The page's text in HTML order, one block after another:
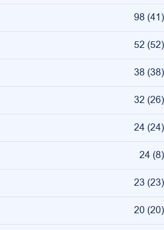
98 (41)
52 (52)
38 (38)
32 (26)
24 (24)
24 (8)
23 (23)
20 (20)